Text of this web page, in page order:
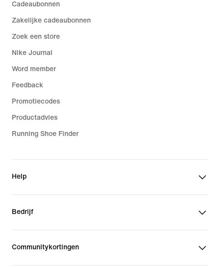
Cadeaubonnen
Zakelijke cadeaubonnen
Zoek een store
Nike Journal
Word member
Feedback
Promotiecodes
Productadvies
Running Shoe Finder
Help
Bedrijf
Communitykortingen